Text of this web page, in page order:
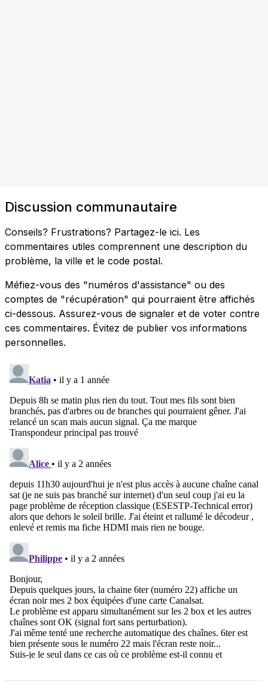
Discussion communautaire
Conseils? Frustrations? Partagez-le ici. Les
commentaires utiles comprennent une description du
problème, la ville et le code postal.
Méfiez-vous des "numéros d'assistance" ou des
comptes de "récupération" qui pourraient être affichés
ci-dessous. Assurez-vous de signaler et de voter contre
ces commentaires. Évitez de publier vos informations
personnelles.